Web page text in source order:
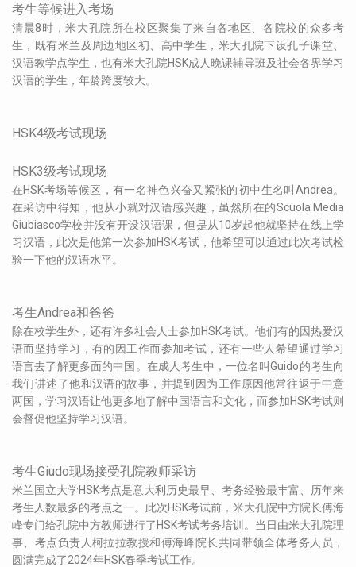
考生等候进入考场
清晨8时，米大孔院所在校区聚集了来自各地区、各院校的众多考
生，既有米兰及周边地区初、高中学生，米大孔院下设孔子课堂、
汉语教学点学生，也有米大孔院HSK成人晚课辅导班及社会各界学习
汉语的学生，年龄跨度较大。
HSK4级考试现场
HSK3级考试现场
在HSK考场等候区，有一名神色兴奋又紧张的初中生名叫Andrea。
在采访中得知，他从小就对汉语感兴趣，虽然所在的Scuola Media
Giubiasco学校并没有开设汉语课，但是从10岁起他就坚持在线上学
习汉语，此次是他第一次参加HSK考试，他希望可以通过此次考试检
验一下他的汉语水平。
考生Andrea和爸爸
除在校学生外，还有许多社会人士参加HSK考试。他们有的因热爱汉
语而坚持学习，有的因工作而参加考试，还有一些人希望通过学习
语言去了解更多面的中国。在成人考生中，一位名叫Guido的考生向
我们讲述了他和汉语的故事，并提到因为工作原因他常往返于中意
两国，学习汉语让他更多地了解中国语言和文化，而参加HSK考试则
会督促他坚持学习汉语。
考生Giudo现场接受孔院教师采访
米兰国立大学HSK考点是意大利历史最早、考务经验最丰富、历年来
考生人数最多的考点之一。此次HSK考试前，米大孔院中方院长傅海
峰专门给孔院中方教师进行了HSK考试考务培训。当日由米大孔院理
事、考点负责人柯拉拉教授和傅海峰院长共同带领全体考务人员，
圆满完成了2024年HSK春季考试工作。